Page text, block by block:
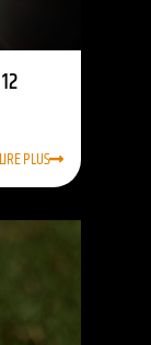
LIRE PLUS